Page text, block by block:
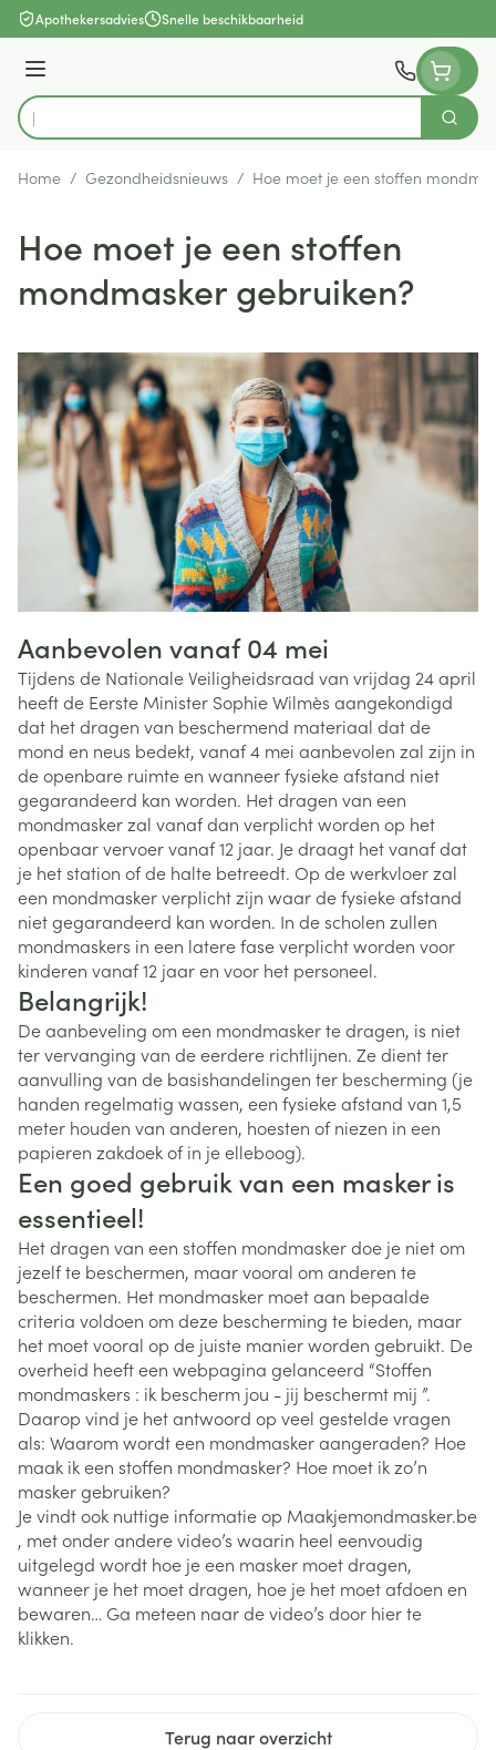
Ga naar de inhoud
Apothekersadvies Snelle beschikbaarheid
Menu
Product, merk, categorie...
Zoek
Home / Gezondheidsnieuws / Hoe moet je een stoffen
Hoe moet je een stoffen
mondmasker gebruiken?
Aanbevolen vanaf 04 mei
Tijdens de Nationale Veiligheidsraad van vrijdag 24 april
heeft de Eerste Minister Sophie Wilmès aangekondigd
dat het dragen van beschermend materiaal dat de
mond en neus bedekt, vanaf 4 mei aanbevolen zal zijn in
de openbare ruimte en wanneer fysieke afstand niet
gegarandeerd kan worden. Het dragen van een
mondmasker zal vanaf dan verplicht worden op het
openbaar vervoer vanaf 12 jaar. Je draagt het vanaf dat
je het station of de halte betreedt. Op de werkvloer zal
een mondmasker verplicht zijn waar de fysieke afstand
niet gegarandeerd kan worden. In de scholen zullen
mondmaskers in een latere fase verplicht worden voor
kinderen vanaf 12 jaar en voor het personeel.
Belangrijk!
De aanbeveling om een mondmasker te dragen, is niet
ter vervanging van de eerdere richtlijnen. Ze dient ter
aanvulling van de basishandelingen ter bescherming (je
handen regelmatig wassen, een fysieke afstand van 1,5
meter houden van anderen, hoesten of niezen in een
papieren zakdoek of in je elleboog).
Een goed gebruik van een masker is
essentieel!
Het dragen van een stoffen mondmasker doe je niet om
jezelf te beschermen, maar vooral om anderen te
beschermen. Het mondmasker moet aan bepaalde
criteria voldoen om deze bescherming te bieden, maar
het moet vooral op de juiste manier worden gebruikt. De
overheid heeft een webpagina gelanceerd “Stoffen
mondmaskers : ik bescherm jou - jij beschermt mij ”.
Daarop vind je het antwoord op veel gestelde vragen
als: Waarom wordt een mondmasker aangeraden? Hoe
maak ik een stoffen mondmasker? Hoe moet ik zo’n
masker gebruiken?
Je vindt ook nuttige informatie op Maakjemondmasker.be
, met onder andere video’s waarin heel eenvoudig
uitgelegd wordt hoe je een masker moet dragen,
wanneer je het moet dragen, hoe je het moet afdoen en
bewaren… Ga meteen naar de video’s door hier te
klikken.
Terug naar overzicht